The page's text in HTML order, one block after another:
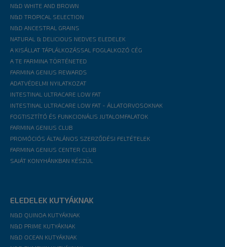
N&D WHITE AND BROWN
N&D TROPICAL SELECTION
N&D ANCESTRAL GRAINS
NATURAL & DELICIOUS NEDVES ELEDELEK
A KISÁLLAT TÁPLÁLKOZÁSSAL FOGLALKOZÓ CÉG
A TE FARMINA TÖRTÉNETED
FARMINA GENIUS REWARDS
ADATVÉDELMI NYILATKOZAT
INTESTINAL ULTRACARE LOW FAT
INTESTINAL ULTRACARE LOW FAT - ÁLLATORVOSOKNAK
FOGTISZTÍTÓ ÉS FUNKCIONÁLIS JUTALOMFALATOK
FARMINA GENIUS CLUB
PROMÓCIÓS ÁLTALÁNOS SZERZŐDÉSI FELTÉTELEK
FARMINA GENIUS CENTER CLUB
SAJÁT KONYHÁNKBAN KÉSZÜL
ELEDELEK KUTYÁKNAK
N&D QUINOA KUTYÁKNAK
N&D PRIME KUTYÁKNAK
N&D OCEAN KUTYÁKNAK